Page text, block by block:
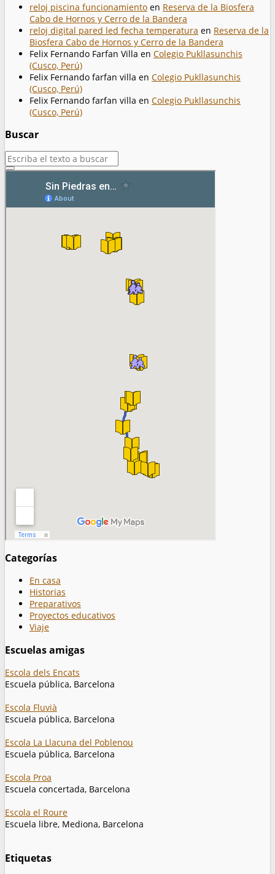
reloj piscina funcionamiento en Reserva de la Biosfera
Cabo de Hornos y Cerro de la Bandera
reloj digital pared led fecha temperatura en Reserva de la
Biosfera Cabo de Hornos y Cerro de la Bandera
Felix Fernando Farfan Villa en Colegio Pukllasunchis
(Cusco, Perú)
Felix Fernando farfan villa en Colegio Pukllasunchis
(Cusco, Perú)
Felix Fernando farfan villa en Colegio Pukllasunchis
(Cusco, Perú)
Buscar
Categorías
En casa
Historias
Preparativos
Proyectos educativos
Viaje
Escuelas amigas
Escola dels Encats
Escuela pública, Barcelona
Escola Fluvià
Escuela pública, Barcelona
Escola La Llacuna del Poblenou
Escuela pública, Barcelona
Escola Proa
Escuela concertada, Barcelona
Escola el Roure
Escuela libre, Mediona, Barcelona
Etiquetas